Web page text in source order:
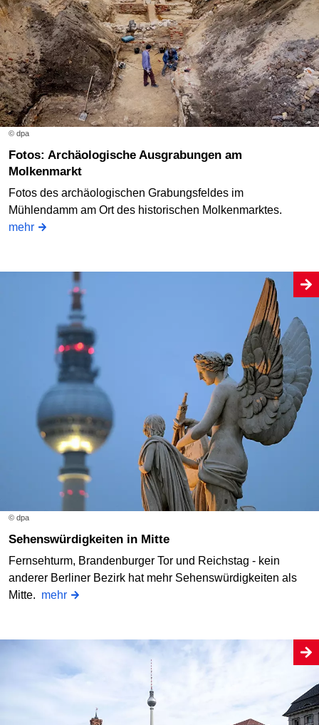
© dpa
Fotos: Archäologische Ausgrabungen am
Molkenmarkt
Fotos des archäologischen Grabungsfeldes im
Mühlendamm am Ort des historischen Molkenmarktes.
mehr
© dpa
Sehenswürdigkeiten in Mitte
Fernsehturm, Brandenburger Tor und Reichstag - kein
anderer Berliner Bezirk hat mehr Sehenswürdigkeiten als
Mitte. mehr